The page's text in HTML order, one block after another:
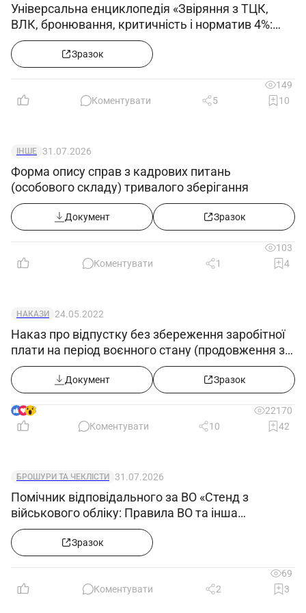
Універсальна енциклопедія «Звіряння з ТЦК,
ВЛК, бронювання, критичність і норматив 4%:
кейси та зразки документів»
Зразок
149
Коментувати
5 10
ІНШЕ 31.07.2026
Форма опису справ з кадрових питань
(особового складу) тривалого зберігання
Документ Зразок
103
Коментувати
1 4
НАКАЗИ 24.05.2022
Наказ про відпустку без збереження заробітної
плати на період воєнного стану (продовження з
25.05.2022)
Документ Зразок
8
22170
Коментувати
10 42
БРОШУРИ ТА ЧЕКЛІСТИ 31.07.2026
Помічник відповідального за ВО «Стенд з
військового обліку: Правила ВО та інша
нормативка після змін з 27.06.2026»
Зразок
69
Коментувати
2 3